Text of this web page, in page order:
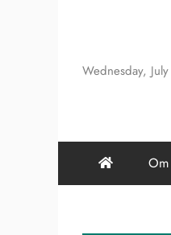
Wednesday,
Om